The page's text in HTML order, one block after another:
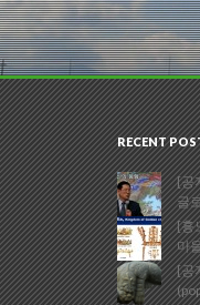
RECENT
[공
글
[흉
마
[공